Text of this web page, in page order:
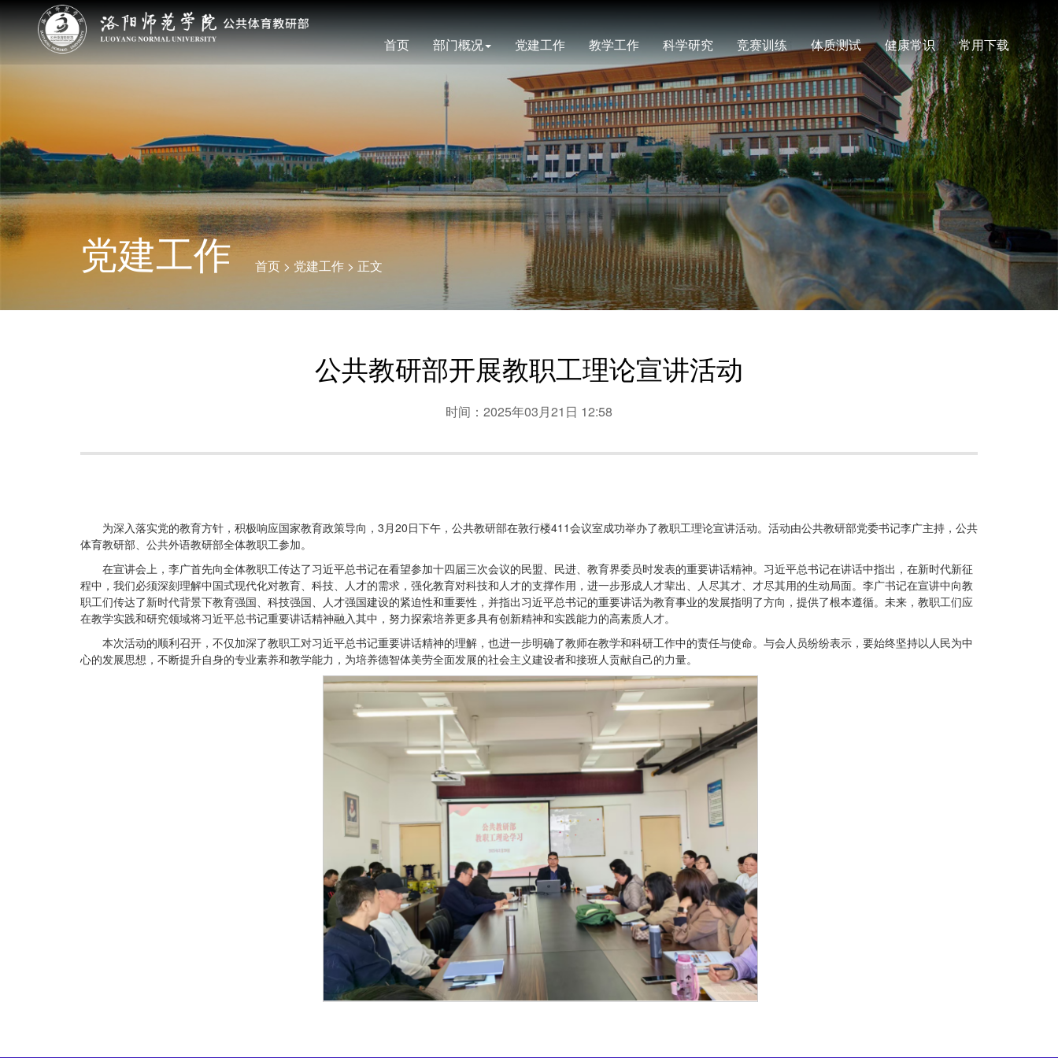
首页 部门概况 党建工作 教学工作 科学研究 竞赛训练 体质测试 健康常识 常用下载
党建工作 首页 > 党建工作 > 正文
公共教研部开展教职工理论宣讲活动
时间：2025年03月21日 12:58
为深入落实党的教育方针，积极响应国家教育政策导向，3月20日下午，公共教研部在敦行楼411会议室成功举办了教职工理论宣讲活动。活动由公共教研部党委书记李广主持，公共
体育教研部、公共外语教研部全体教职工参加。
在宣讲会上，李广首先向全体教职工传达了习近平总书记在看望参加十四届三次会议的民盟、民进、教育界委员时发表的重要讲话精神。习近平总书记在讲话中指出，在新时代新征
程中，我们必须深刻理解中国式现代化对教育、科技、人才的需求，强化教育对科技和人才的支撑作用，进一步形成人才辈出、人尽其才、才尽其用的生动局面。李广书记在宣讲中向教
职工们传达了新时代背景下教育强国、科技强国、人才强国建设的紧迫性和重要性，并指出习近平总书记的重要讲话为教育事业的发展指明了方向，提供了根本遵循。未来，教职工们应
在教学实践和研究领域将习近平总书记重要讲话精神融入其中，努力探索培养更多具有创新精神和实践能力的高素质人才。
本次活动的顺利召开，不仅加深了教职工对习近平总书记重要讲话精神的理解，也进一步明确了教师在教学和科研工作中的责任与使命。与会人员纷纷表示，要始终坚持以人民为中
心的发展思想，不断提升自身的专业素养和教学能力，为培养德智体美劳全面发展的社会主义建设者和接班人贡献自己的力量。